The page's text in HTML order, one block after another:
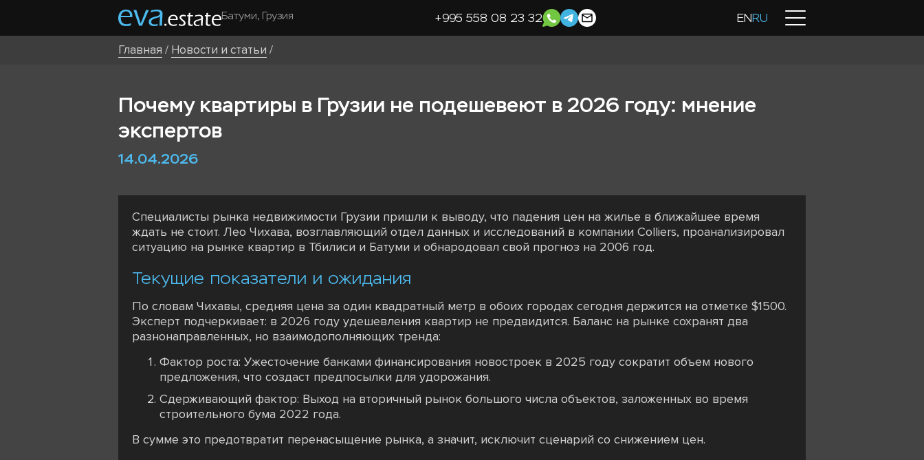
Батуми, Грузия +995 558 08 23 32 ENRU
Главная / Новости и статьи /
Почему квартиры в Грузии не подешевеют в 2026 году: мнение
экспертов
14.04.2026
Специалисты рынка недвижимости Грузии пришли к выводу, что падения цен на жилье в ближайшее время
ждать не стоит. Лео Чихава, возглавляющий отдел данных и исследований в компании Colliers, проанализировал
ситуацию на рынке квартир в Тбилиси и Батуми и обнародовал свой прогноз на 2006 год.
Текущие показатели и ожидания
По словам Чихавы, средняя цена за один квадратный метр в обоих городах сегодня держится на отметке $1500.
Эксперт подчеркивает: в 2026 году удешевления квартир не предвидится. Баланс на рынке сохранят два
разнонаправленных, но взаимодополняющих тренда:
Фактор роста: Ужесточение банками финансирования новостроек в 2025 году сократит объем нового
предложения, что создаст предпосылки для удорожания.
Сдерживающий фактор: Выход на вторичный рынок большого числа объектов, заложенных во время
строительного бума 2022 года.
В сумме это предотвратит перенасыщение рынка, а значит, исключит сценарий со снижением цен.